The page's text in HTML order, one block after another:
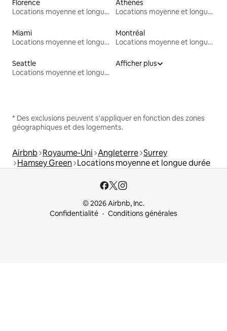
Florence
Locations moyenne et longue durée
Athènes
Locations moyenne et longue durée
Miami
Locations moyenne et longue durée
Montréal
Locations moyenne et longue durée
Seattle
Locations moyenne et longue durée
Afficher plus
* Des exclusions peuvent s'appliquer en fonction des zones
géographiques et des logements.
Airbnb Royaume-Uni Angleterre Surrey
Hamsey Green Locations moyenne et longue durée
© 2026 Airbnb, Inc.
Confidentialité
Conditions générales